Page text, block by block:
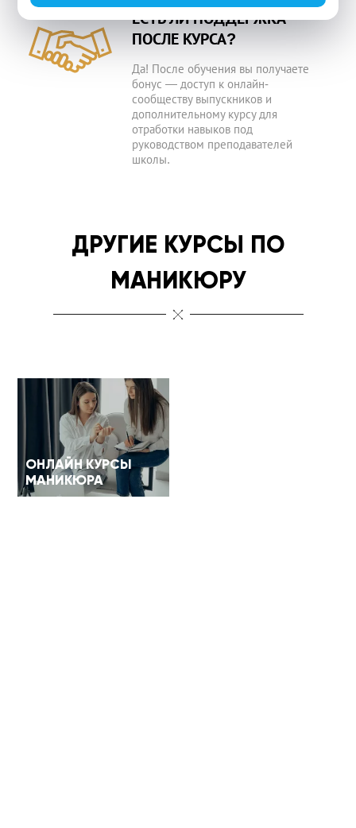
ЕСТЬ ЛИ ПОДДЕРЖКА
ПОСЛЕ КУРСА?
Да! После обучения вы получаете
бонус — доступ к онлайн-
сообществу выпускников и
дополнительному курсу для
отработки навыков под
руководством преподавателей
школы.
ДРУГИЕ КУРСЫ ПО
МАНИКЮРУ
ОНЛАЙН КУРСЫ
МАНИКЮРА